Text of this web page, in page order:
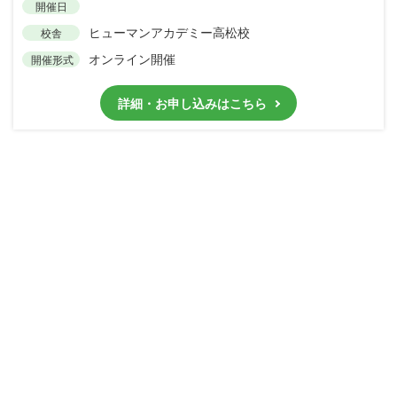
開催日
校舎 ヒューマンアカデミー高松校
開催形式 オンライン開催
詳細・お申し込みはこちら